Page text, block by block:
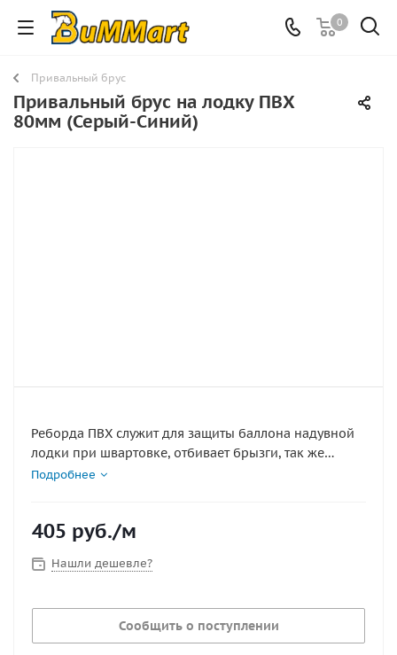
0
Привальный брус
Привальный брус на лодку ПВХ
80мм (Серый-Синий)
Реборда ПВХ служит для защиты баллона надувной
лодки при швартовке, отбивает брызги, так же
используется для зацепления крючков тента.
Подробнее
405 руб./м
Нашли дешевле?
Сообщить о поступлении